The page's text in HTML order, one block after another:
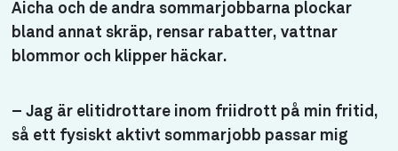
Aicha och de andra sommarjobbarna plockar
bland annat skräp, rensar rabatter, vattnar
blommor och klipper häckar.
– Jag är elitidrottare inom friidrott på min fritid,
så ett fysiskt aktivt sommarjobb passar mig